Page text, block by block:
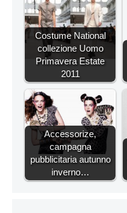
Costume National
collezione Uomo
Primavera Estate
2011
Accessorize,
campagna
pubblicitaria autunno
inverno…